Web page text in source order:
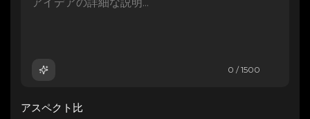
0 / 1500
アスペクト比